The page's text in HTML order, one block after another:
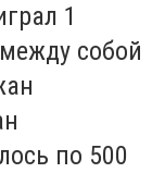
1
собой
по 500